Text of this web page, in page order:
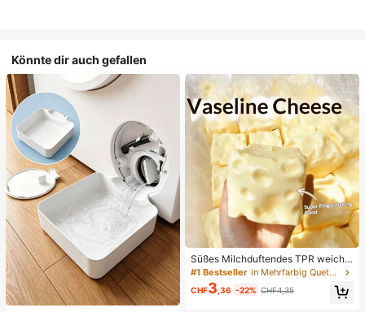
Könnte dir auch gefallen
Süßes Milchduftendes TPR weiche
s quetschbares Dumpling-förmiges
Stressabbau-Spielzeug, 5cm niedli
ches lustiges Quetsch-Stressabbau
#1 Bestseller in Mehrfarbig Quetschspielzeug für Teenager
CHF3 ,36 -22% CHF4,35